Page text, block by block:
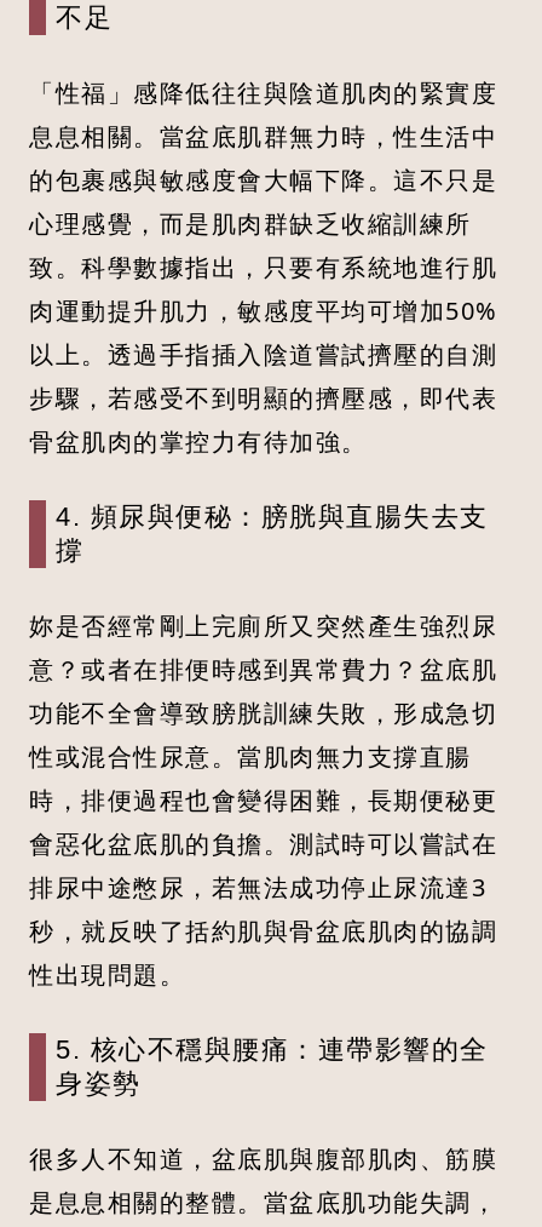
不足
「性福」感降低往往與陰道肌肉的緊實度
息息相關。當盆底肌群無力時，性生活中
的包裹感與敏感度會大幅下降。這不只是
心理感覺，而是肌肉群缺乏收縮訓練所
致。科學數據指出，只要有系統地進行肌
肉運動提升肌力，敏感度平均可增加50%
以上。透過手指插入陰道嘗試擠壓的自測
步驟，若感受不到明顯的擠壓感，即代表
骨盆肌肉的掌控力有待加強。
4. 頻尿與便秘：膀胱與直腸失去支
撐
妳是否經常剛上完廁所又突然產生強烈尿
意？或者在排便時感到異常費力？盆底肌
功能不全會導致膀胱訓練失敗，形成急切
性或混合性尿意。當肌肉無力支撐直腸
時，排便過程也會變得困難，長期便秘更
會惡化盆底肌的負擔。測試時可以嘗試在
排尿中途憋尿，若無法成功停止尿流達3
秒，就反映了括約肌與骨盆底肌肉的協調
性出現問題。
5. 核心不穩與腰痛：連帶影響的全
身姿勢
很多人不知道，盆底肌與腹部肌肉、筋膜
是息息相關的整體。當盆底肌功能失調，